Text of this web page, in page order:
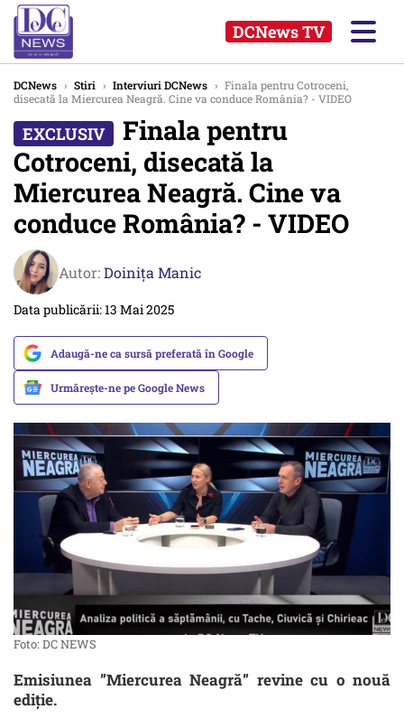
DCNews TV
DCNews › Stiri › Interviuri DCNews › Finala pentru Cotroceni,
disecată la Miercurea Neagră. Cine va conduce România? - VIDEO
Finala pentru
Cotroceni, disecată la
Miercurea Neagră. Cine va
conduce România? - VIDEO
Autor:Doinița Manic
Data publicării: 13 Mai 2025
Adaugă-ne ca sursă preferată în Google
Urmărește-ne pe Google News
Foto: DC NEWS
Emisiunea ”Miercurea Neagră” revine cu o nouă
ediție.